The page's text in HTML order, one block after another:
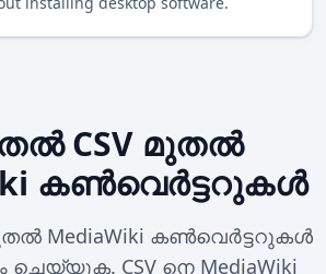
CSV മുതൽ
കൺവെർട്ടറുകൾ
MediaWiki കൺവെർട്ടറുകൾ
CSV നെ MediaWiki